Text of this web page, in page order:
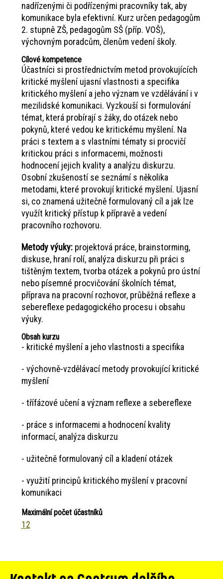
nadřízenými či podřízenými pracovníky tak, aby
komunikace byla efektivní. Kurz určen pedagogům
2. stupně ZŠ, pedagogům SŠ (příp. VOŠ),
výchovným poradcům, členům vedení školy.
Cílové kompetence
Účastníci si prostřednictvím metod provokujících
kritické myšlení ujasní vlastnosti a specifika
kritického myšlení a jeho význam ve vzdělávání i v
mezilidské komunikaci. Vyzkouší si formulování
témat, která probírají s žáky, do otázek nebo
pokynů, které vedou ke kritickému myšlení. Na
práci s textem a s vlastními tématy si procvičí
kritickou práci s informacemi, možnosti
hodnocení jejich kvality a analýzu diskurzu.
Osobní zkušeností se seznámí s několika
metodami, které provokují kritické myšlení. Ujasní
si, co znamená užitečně formulovaný cíl a jak lze
využít kritický přístup k přípravě a vedení
pracovního rozhovoru.
Metody výuky:projektová práce, brainstorming,
diskuse, hraní rolí, analýza diskurzu při práci s
tištěným textem, tvorba otázek a pokynů pro ústní
nebo písemné procvičování školních témat,
příprava na pracovní rozhovor, průběžná reflexe a
sebereflexe pedagogického procesu i obsahu
výuky.
Obsah kurzu
- kritické myšlení a jeho vlastnosti a specifika
- výchovně-vzdělávací metody provokující kritické
myšlení
- třífázové učení a význam reflexe a sebereflexe
- práce s informacemi a hodnocení kvality
informací, analýza diskurzu
- užitečně formulovaný cíl a kladení otázek
- využití principů kritického myšlení v pracovní
komunikaci
Maximální počet účastníků
12